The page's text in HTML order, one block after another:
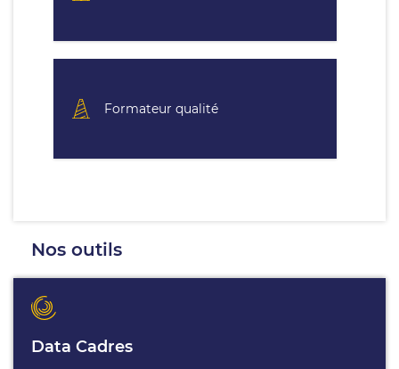
Formateur qualité
Nos outils
Data Cadres